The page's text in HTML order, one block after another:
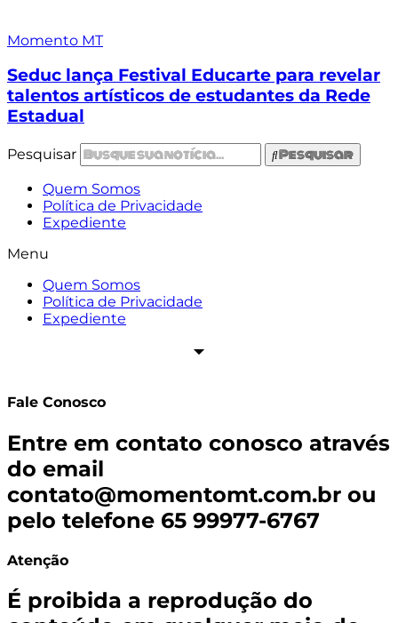
Momento MT
Seduc lança Festival Educarte para revelar
talentos artísticos de estudantes da Rede
Estadual
Pesquisar Pesquisar
Quem Somos
Política de Privacidade
Expediente
Menu
Quem Somos
Política de Privacidade
Expediente
Fale Conosco
Entre em contato conosco através
do email
contato@momentomt.com.br ou
pelo telefone 65 99977-6767
Atenção
É proibida a reprodução do